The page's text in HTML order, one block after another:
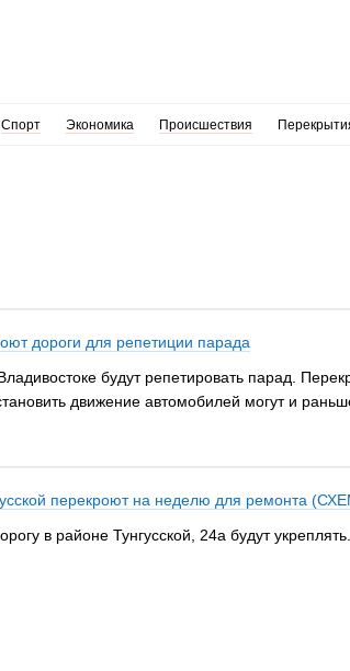
Спорт Экономика Происшествия
дороги для репетиции парада
будут репетировать парад.
движение автомобилей могут и
перекроют на неделю для ремонта
в районе Тунгусской, 24а будут